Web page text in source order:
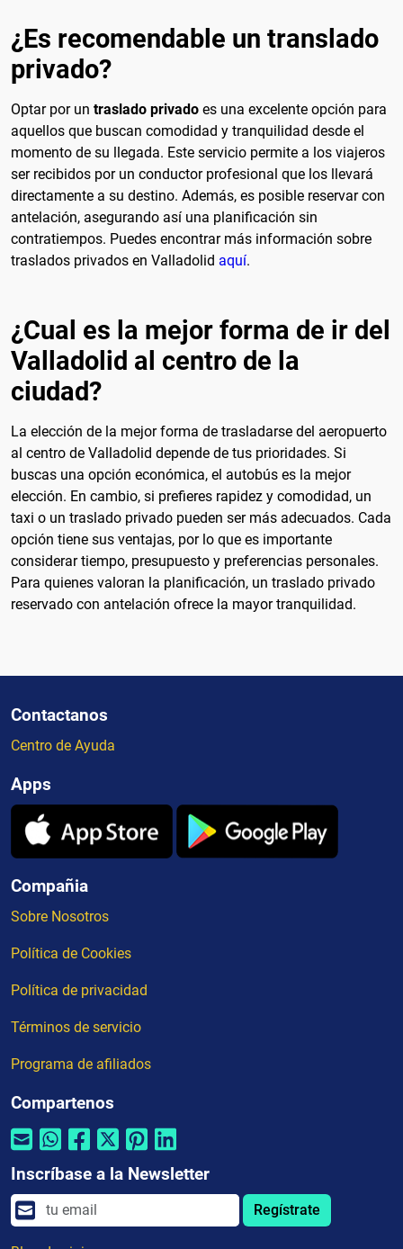
¿Es recomendable un translado
privado?
Optar por un traslado privado es una excelente opción para
aquellos que buscan comodidad y tranquilidad desde el
momento de su llegada. Este servicio permite a los viajeros
ser recibidos por un conductor profesional que los llevará
directamente a su destino. Además, es posible reservar con
antelación, asegurando así una planificación sin
contratiempos. Puedes encontrar más información sobre
traslados privados en Valladolid aquí.
¿Cual es la mejor forma de ir del
Valladolid al centro de la
ciudad?
La elección de la mejor forma de trasladarse del aeropuerto
al centro de Valladolid depende de tus prioridades. Si
buscas una opción económica, el autobús es la mejor
elección. En cambio, si prefieres rapidez y comodidad, un
taxi o un traslado privado pueden ser más adecuados. Cada
opción tiene sus ventajas, por lo que es importante
considerar tiempo, presupuesto y preferencias personales.
Para quienes valoran la planificación, un traslado privado
reservado con antelación ofrece la mayor tranquilidad.
Contactanos
Centro de Ayuda
Apps
Compañia
Sobre Nosotros
Política de Cookies
Política de privacidad
Términos de servicio
Programa de afiliados
Compartenos
Inscríbase a la Newsletter
Regístrate